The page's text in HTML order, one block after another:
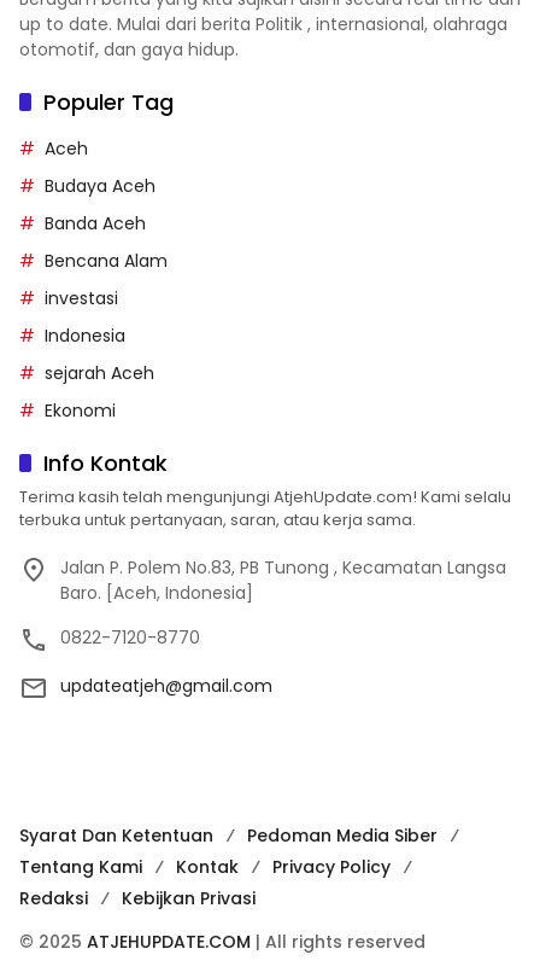
up to date. Mulai dari berita Politik , internasional, olahraga
otomotif, dan gaya hidup.
Populer Tag
Aceh
Budaya Aceh
Banda Aceh
Bencana Alam
investasi
Indonesia
sejarah Aceh
Ekonomi
Info Kontak
Terima kasih telah mengunjungi AtjehUpdate.com! Kami selalu
terbuka untuk pertanyaan, saran, atau kerja sama.
Jalan P. Polem No.83, PB Tunong , Kecamatan Langsa
Baro. [Aceh, Indonesia]
0822-7120-8770
updateatjeh@gmail.com
Syarat Dan Ketentuan
Pedoman Media Siber
Tentang Kami
Kontak
Privacy Policy
Redaksi
Kebijkan Privasi
© 2025 ATJEHUPDATE.COM | All rights reserved